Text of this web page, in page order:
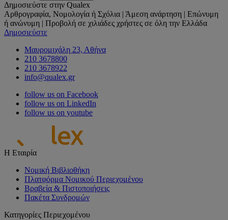
Δημοσιεύστε στην Qualex
Αρθρογραφία, Νομολογία ή Σχόλια | Άμεση ανάρτηση | Επώνυμη
ή ανώνυμη | Προβολή σε χιλιάδες χρήστες σε όλη την Ελλάδα
Δημοσιεύστε
Μαυρομιχάλη 23, Αθήνα
210 3678800
210 3678922
info@qualex.gr
follow us on Facebook
follow us on LinkedIn
follow us on youtube
Η Εταιρία
Νομική Βιβλιοθήκη
Πλατφόρμα Νομικού Περιεχομένου
Βραβεία & Πιστοποιήσεις
Πακέτα Συνδρομών
Κατηγορίες Περιεχομένου